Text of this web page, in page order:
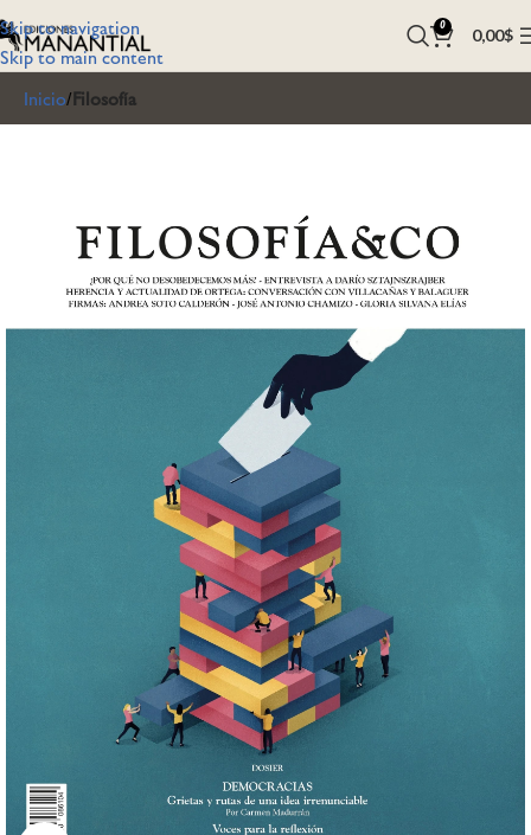
Skip to navigation
Skip to main content
0 0,00$
Inicio Filosofía